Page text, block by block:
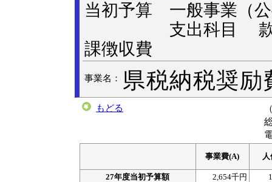
当初予算 一般事業
支出科目 款：
課徴収費
事業名： 県税納税奨励
もどる
事業費(A)
27年度当初予算額 2,654千円